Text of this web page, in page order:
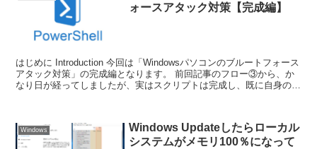
ォースアタック対策【完成編】
はじめに Introduction 今回は「Windowsパソコンのブルートフォース
アタック対策」の完成編となります。 前回記事のフロー③から、か
なり日が経ってしましたが、実はスクリプトは完成し、既に自身のパ
Windows
Windows Updateしたらローカル
システムがメモリ100％になって